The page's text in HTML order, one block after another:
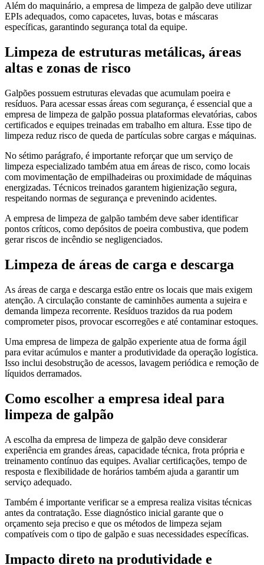
Além do maquinário, a empresa de limpeza de galpão deve utilizar
EPIs adequados, como capacetes, luvas, botas e máscaras
específicas, garantindo segurança total da equipe.
Limpeza de estruturas metálicas, áreas
altas e zonas de risco
Galpões possuem estruturas elevadas que acumulam poeira e
resíduos. Para acessar essas áreas com segurança, é essencial que a
empresa de limpeza de galpão possua plataformas elevatórias, cabos
certificados e equipes treinadas em trabalho em altura. Esse tipo de
limpeza reduz risco de queda de partículas sobre cargas e máquinas.
No sétimo parágrafo, é importante reforçar que um serviço de
limpeza especializado também atua em áreas de risco, como locais
com movimentação de empilhadeiras ou proximidade de máquinas
energizadas. Técnicos treinados garantem higienização segura,
respeitando normas de segurança e prevenindo acidentes.
A empresa de limpeza de galpão também deve saber identificar
pontos críticos, como depósitos de poeira combustiva, que podem
gerar riscos de incêndio se negligenciados.
Limpeza de áreas de carga e descarga
As áreas de carga e descarga estão entre os locais que mais exigem
atenção. A circulação constante de caminhões aumenta a sujeira e
demanda limpeza recorrente. Resíduos trazidos da rua podem
comprometer pisos, provocar escorregões e até contaminar estoques.
Uma empresa de limpeza de galpão experiente atua de forma ágil
para evitar acúmulos e manter a produtividade da operação logística.
Isso inclui desobstrução de acessos, lavagem periódica e remoção de
líquidos derramados.
Como escolher a empresa ideal para
limpeza de galpão
A escolha da empresa de limpeza de galpão deve considerar
experiência em grandes áreas, capacidade técnica, frota própria e
treinamento contínuo das equipes. Avaliar certificações, tempo de
resposta e flexibilidade de horários também ajuda a garantir um
serviço adequado.
Também é importante verificar se a empresa realiza visitas técnicas
antes da contratação. Esse diagnóstico inicial garante que o
orçamento seja preciso e que os métodos de limpeza sejam
compatíveis com o tipo de galpão e suas necessidades específicas.
Impacto direto na produtividade e